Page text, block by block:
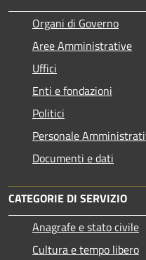
Organi di Governo
Aree Amministrative
Uffici
Enti e fondazioni
Politici
Personale
Documenti e dati
CATEGORIE DI SERVIZIO
Anagrafe e stato civile
Cultura e tempo libero